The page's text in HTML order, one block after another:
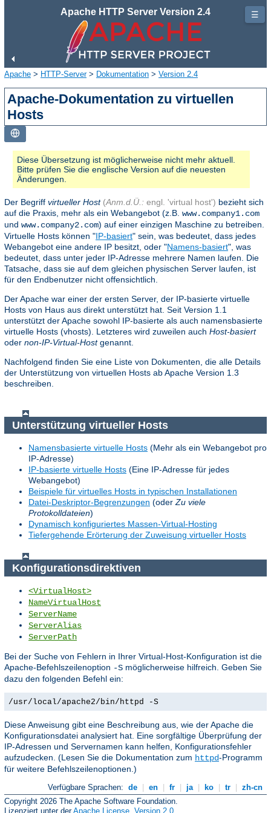
Apache HTTP Server Version 2.4
Apache > HTTP-Server> Dokumentation > Version 2.4
Apache-Dokumentation zu virtuellen
Hosts
Diese Übersetzung ist möglicherweise nicht mehr aktuell.
Bitte prüfen Sie die englische Version auf die neuesten
Änderungen.
Der Begriff virtueller Host (Anm.d.Ü.: engl. 'virtual host') bezieht sich
auf die Praxis, mehr als ein Webangebot (z.B. www.company1.com
und www.company2.com) auf einer einzigen Maschine zu betreiben.
Virtuelle Hosts können "IP-basiert" sein, was bedeutet, dass jedes
Webangebot eine andere IP besitzt, oder "Namens-basiert", was
bedeutet, dass unter jeder IP-Adresse mehrere Namen laufen. Die
Tatsache, dass sie auf dem gleichen physischen Server laufen, ist
für den Endbenutzer nicht offensichtlich.
Der Apache war einer der ersten Server, der IP-basierte virtuelle
Hosts von Haus aus direkt unterstützt hat. Seit Version 1.1
unterstützt der Apache sowohl IP-basierte als auch namensbasierte
virtuelle Hosts (vhosts). Letzteres wird zuweilen auch Host-basiert
oder non-IP-Virtual-Hostgenannt.
Nachfolgend finden Sie eine Liste von Dokumenten, die alle Details
der Unterstützung von virtuellen Hosts ab Apache Version 1.3
beschreiben.
Unterstützung virtueller Hosts
Namensbasierte virtuelle Hosts (Mehr als ein Webangebot pro
IP-Adresse)
IP-basierte virtuelle Hosts (Eine IP-Adresse für jedes
Webangebot)
Beispiele für virtuelles Hosts in typischen Installationen
Datei-Deskriptor-Begrenzungen (oder Zu viele
Protokolldateien)
Dynamisch konfiguriertes Massen-Virtual-Hosting
Tiefergehende Erörterung der Zuweisung virtueller Hosts
Konfigurationsdirektiven
<VirtualHost>
NameVirtualHost
ServerName
ServerAlias
ServerPath
Bei der Suche von Fehlern in Ihrer Virtual-Host-Konfiguration ist die
Apache-Befehlszeilenoption -S möglicherweise hilfreich. Geben Sie
dazu den folgenden Befehl ein:
/usr/local/apache2/bin/httpd -S
Diese Anweisung gibt eine Beschreibung aus, wie der Apache die
Konfigurationsdatei analysiert hat. Eine sorgfältige Überprüfung der
IP-Adressen und Servernamen kann helfen, Konfigurationsfehler
aufzudecken. (Lesen Sie die Dokumentation zum httpd-Programm
für weitere Befehlszeilenoptionen.)
Verfügbare Sprachen: de en fr ja ko tr
zh-cn
Copyright 2026 The Apache Software Foundation.
Lizenziert unter derApache License, Version 2.0
☰